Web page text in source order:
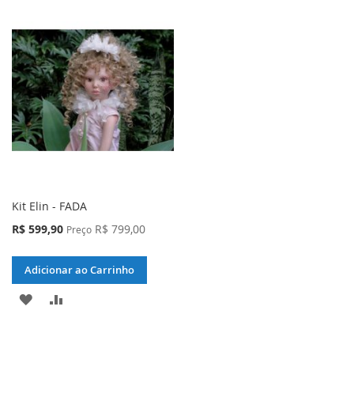
LISTA
DE
DESEJOS
COMPARAR
Kit Elin - FADA
Preço
R$ 599,90 Preço R$ 799,00
Adicionar ao Carrinho
ADICIONAR